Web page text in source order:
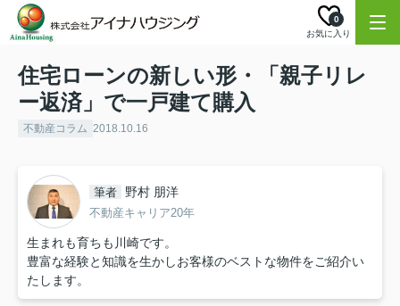
お気に入り
0
住宅ローンの新しい形・「親子リレ
ー返済」で一戸建て購入
不動産コラム 2018.10.16
筆者 野村 朋洋
不動産キャリア20年
生まれも育ちも川崎です。
豊富な経験と知識を生かしお客様のベストな物件をご紹介い
たします。